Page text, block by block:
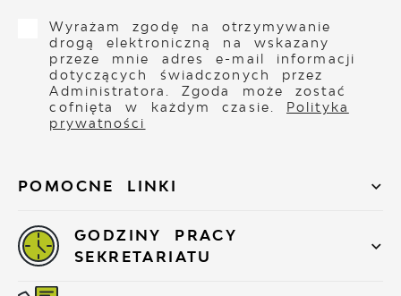
POMOCNE LINKI
Wyrażam zgodę na otrzymywanie
drogą elektroniczną na wskazany
przeze mnie adres e-mail informacji
dotyczących świadczonych przez
Administratora. Zgoda może zostać
cofnięta w każdym czasie. Polityka
prywatności
GODZINY PRACY
SEKRETARIATU